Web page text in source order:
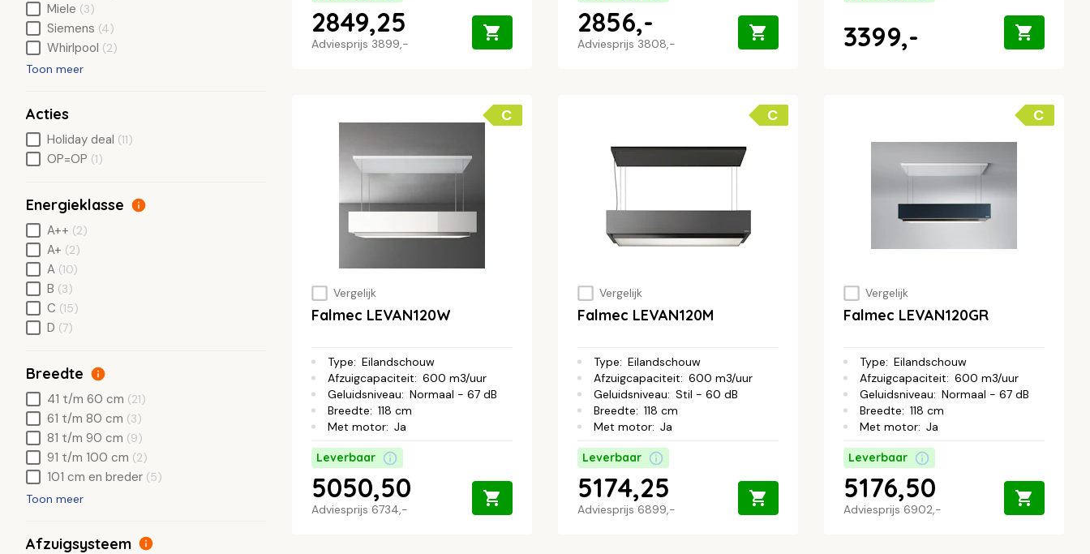
Adviesprijs 3899,-
2849,25
Adviesprijs 3808,-
2856,- 3399,-
C
Vergelijk
Falmec LEVAN120W
Type: Eilandschouw
Afzuigcapaciteit: 600 m3/uur
Geluidsniveau: Normaal - 67 dB
Breedte: 118 cm
Met motor: Ja
Leverbaar
Adviesprijs 6734,-
5050,50
C
Vergelijk
Falmec LEVAN120M
Type: Eilandschouw
Afzuigcapaciteit: 600 m3/uur
Geluidsniveau: Stil - 60 dB
Breedte: 118 cm
Met motor: Ja
Leverbaar
Adviesprijs 6899,-
5174,25
C
Vergelijk
Falmec LEVAN120GR
Type: Eilandschouw
Afzuigcapaciteit: 600 m3/uur
Geluidsniveau: Normaal - 67 dB
Breedte: 118 cm
Met motor: Ja
Leverbaar
Adviesprijs 6902,-
5176,50
Miele (3)
Siemens (4)
Whirlpool (2)
Toon meer
Acties
Holiday deal (11)
OP=OP (1)
Energieklasse
A++ (2)
A+ (2)
A (10)
B (3)
C (15)
D (7)
Breedte
41 t/m 60 cm (21)
61 t/m 80 cm (3)
81 t/m 90 cm (9)
91 t/m 100 cm (2)
101 cm en breder (5)
Toon meer
Afzuigsysteem